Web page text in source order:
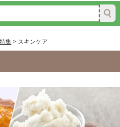
特集> スキンケア